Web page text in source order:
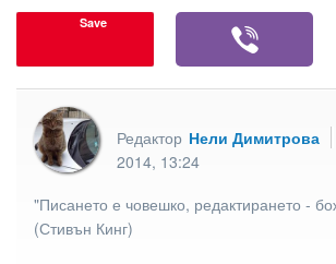
Save
Редактор Нели Димитрова
2014, 13:24
"Писането е човешко, редактирането -
(Стивън Кинг)